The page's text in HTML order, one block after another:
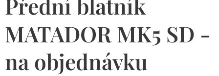
MATADOR MK5 SD -
na objednávku